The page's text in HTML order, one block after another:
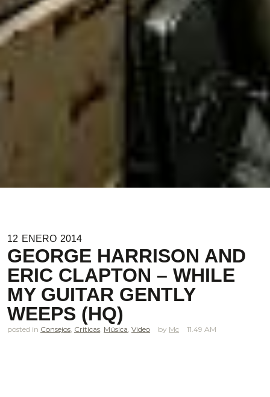
12 ENERO 2014
GEORGE HARRISON AND
ERIC CLAPTON – WHILE
MY GUITAR GENTLY
WEEPS (HQ)
posted in Consejos, Criticas, Música, Video Mc 11.49 AM